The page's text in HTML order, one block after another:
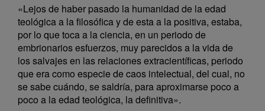
«Lejos de haber pasado la humanidad de la edad
teológica a la filosófica y de esta a la positiva, estaba,
por lo que toca a la ciencia, en un periodo de
embrionarios esfuerzos, muy parecidos a la vida de
los salvajes en las relaciones extracientíficas, periodo
que era como especie de caos intelectual, del cual, no
se sabe cuándo, se saldría, para aproximarse poco a
poco a la edad teológica, la definitiva».